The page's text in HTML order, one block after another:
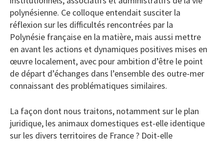
polynésienne. Ce colloque entendait susciter la
réflexion sur les difficultés rencontrées par la
Polynésie française en la matière, mais aussi mettre
en avant les actions et dynamiques positives mises en
œuvre localement, avec pour ambition d’être le point
de départ d’échanges dans l’ensemble des outre-mer
connaissant des problématiques similaires.
La façon dont nous traitons, notamment sur le plan
juridique, les animaux domestiques est-elle identique
sur les divers territoires de France ? Doit-elle